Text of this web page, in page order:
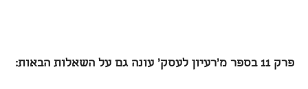
פרק 11 בספר מ'רעיון לעסק' עונה גם על השאלות הבאות :